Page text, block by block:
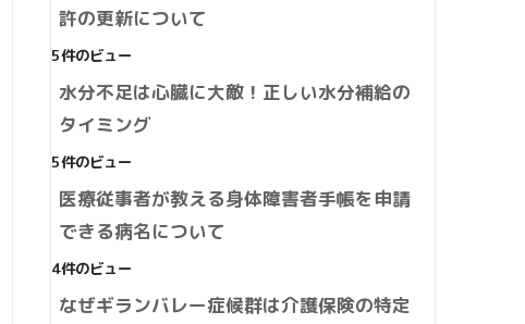
許の更新について
5件のビュー
水分不足は心臓に大敵！正しい水分補給の
タイミング
5件のビュー
医療従事者が教える身体障害者手帳を申請
できる病名について
4件のビュー
なぜギランバレー症候群は介護保険の特定